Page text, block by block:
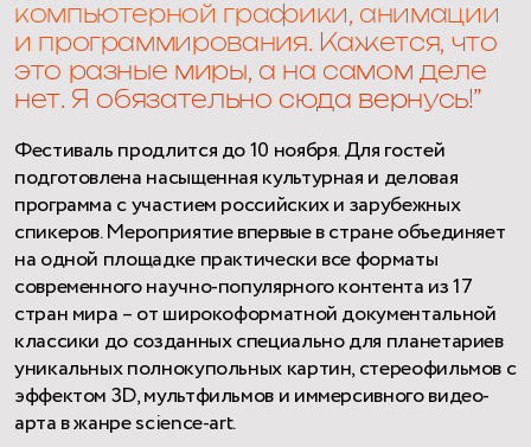
компьютерной графики, анимации
и программирования. Кажется, что
это разные миры, а на самом деле
нет. Я обязательно сюда вернусь!”
Фестиваль продлится до 10 ноября. Для гостей
подготовлена насыщенная культурная и деловая
программа с участием российских и зарубежных
спикеров. Мероприятие впервые в стране объединяет
на одной площадке практически все форматы
современного научно-популярного контента из 17
стран мира – от широкоформатной документальной
классики до созданных специально для планетариев
уникальных полнокупольных картин, стереофильмов с
эффектом 3D, мультфильмов и иммерсивного видео-
арта в жанре science-art.